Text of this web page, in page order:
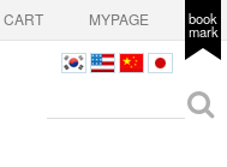
CART MYPAGE book
mark